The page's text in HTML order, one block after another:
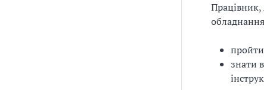
пройти
знати